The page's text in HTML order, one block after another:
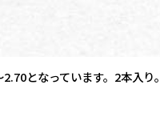
となっています。2本入り。